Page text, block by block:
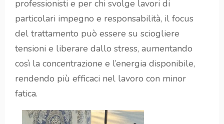
professionisti e per chi svolge lavori di
particolari impegno e responsabilità, il focus
del trattamento può essere su sciogliere
tensioni e liberare dallo stress, aumentando
così la concentrazione e l’energia disponibile,
rendendo più efficaci nel lavoro con minor
fatica.